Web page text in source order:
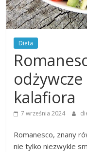
Dieta
kalafiora
7 września 2024
Romanesco, znany
nie tylko niezwykle